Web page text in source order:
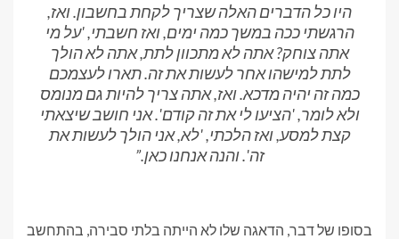
היו כל הדברים האלה שצריך לקחת בחשבון. ואז,
הרגשתי ככה במשך כמה ימים, ואז חשבתי, 'על מי
אתה צוחק? אתה לא מתכוון לתת, אתה לא הולך
לתת למישהו אחר לעשות את זה. תארו לעצמכם
כמה זה יהיה מדכא. ואז, אתה צריך להיות גם מנומס
ולא לומר, 'הציעו לי את זה קודם'. אני חושב שיצאתי
קצת למסע, ואז הלכתי, 'לא, אני הולך לעשות את
זה'. והנה אנחנו כאן.”
בסופו של דבר, הדאגה שלו לא הייתה בלתי סבירה, בהתחשב